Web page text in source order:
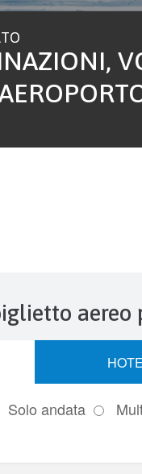
aereo